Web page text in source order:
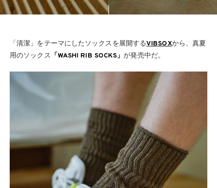
「清潔」をテーマにしたソックスを展開するVIBSOXから、真夏
用のソックス 「WASHI RIB SOCKS」が発売中だ。